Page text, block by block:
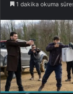
1 dakika okuma